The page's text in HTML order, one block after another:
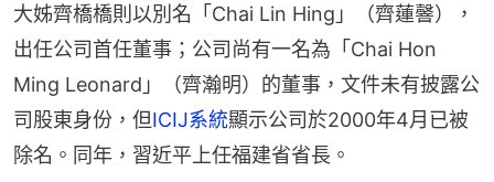
大姊齊橋橋則以別名「Chai Lin Hing」（齊蓮韾），
出任公司首任董事；公司尚有一名為「Chai Hon
Ming Leonard」（齊瀚明）的董事，文件未有披露公
司股東身份，但ICIJ系統顯示公司於2000年4月已被
除名。同年，習近平上任福建省省長。